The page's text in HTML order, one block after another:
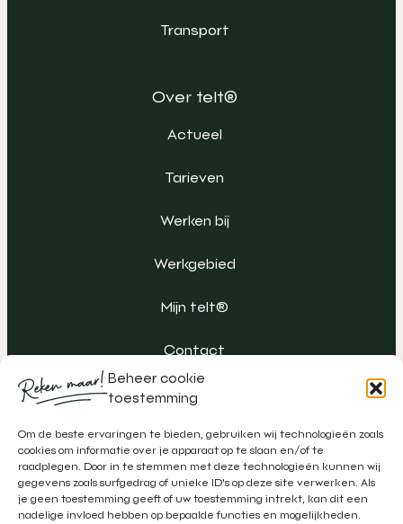
Beheer cookie
toestemming
Om de beste ervaringen te bieden, gebruiken wij technologieën zoals
cookies om informatie over je apparaat op te slaan en/of te
raadplegen. Door in te stemmen met deze technologieën kunnen wij
gegevens zoals surfgedrag of unieke ID's op deze site verwerken. Als
je geen toestemming geeft of uw toestemming intrekt, kan dit een
nadelige invloed hebben op bepaalde functies en mogelijkheden.
Transport
Over telt®
Actueel
Tarieven
Werken bij
Werkgebied
Mijn telt®
Contact